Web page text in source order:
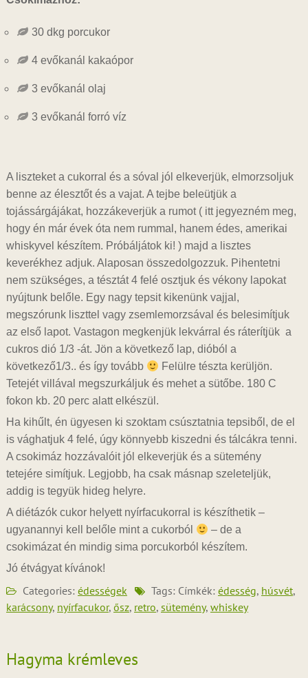
30 dkg porcukor
4 evőkanál kakaópor
3 evőkanál olaj
3 evőkanál forró víz
A liszteket a cukorral és a sóval jól elkeverjük, elmorzsoljuk
benne az élesztőt és a vajat. A tejbe beleütjük a
tojássárgájákat, hozzákeverjük a rumot ( itt jegyezném meg,
hogy én már évek óta nem rummal, hanem édes, amerikai
whiskyvel készítem. Próbáljátok ki! ) majd a lisztes
keverékhez adjuk. Alaposan összedolgozzuk. Pihentetni
nem szükséges, a tésztát 4 felé osztjuk és vékony lapokat
nyújtunk belőle. Egy nagy tepsit kikenünk vajjal,
megszórunk liszttel vagy zsemlemorzsával és belesimítjuk
az első lapot. Vastagon megkenjük lekvárral és ráterítjük a
cukros dió 1/3 -át. Jön a következő lap, dióból a
következő1/3.. és így tovább
Felülre tészta kerüljön.
Tetejét villával megszurkáljuk és mehet a sütőbe. 180 C
fokon kb. 20 perc alatt elkészül.
Ha kihűlt, én ügyesen ki szoktam csúsztatnia tepsiből, de el
is vághatjuk 4 felé, úgy könnyebb kiszedni és tálcákra tenni.
A csokimáz hozzávalóit jól elkeverjük és a sütemény
tetejére simítjuk. Legjobb, ha csak másnap szeleteljük,
addig is tegyük hideg helyre.
A diétázók cukor helyett nyírfacukorral is készíthetik –
ugyanannyi kell belőle mint a cukorból
– de a
csokimázat én mindig sima porcukorból készítem.
Jó étvágyat kívánok!
Categories: édességek Tags: Címkék: édesség, húsvét,
karácsony, nyírfacukor, ősz, retro, sütemény, whiskey
Hagyma krémleves